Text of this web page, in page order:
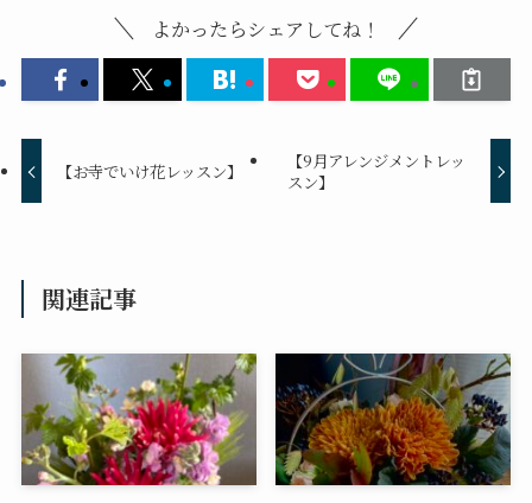
よかったらシェアしてね！
【お寺でいけ花レッスン】
【9月アレンジメントレッ
スン】
関連記事